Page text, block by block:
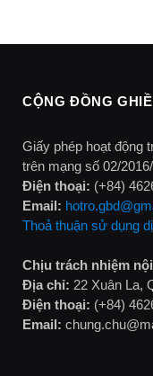
CỘNG ĐỒNG
Giấy phép hoạt động
trên mạng số 02/
Điện thoại: (+84)
Email:
Thoả thuận sử dụng
Chịu trách nhiệm
Địa chỉ: 22 Xuân La,
Điện thoại: (+84)
Email: